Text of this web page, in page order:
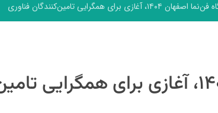
۱۴۰۴، آغازی برای همگرایی تامین‌کنندگان فناوری